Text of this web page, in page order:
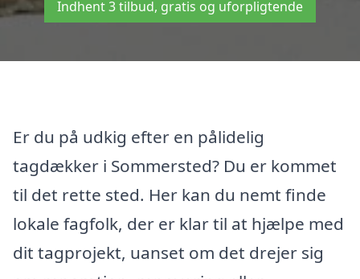
Indhent 3 tilbud, gratis og uforpligtende
Er du på udkig efter en pålidelig
tagdækker i Sommersted? Du er kommet
til det rette sted. Her kan du nemt finde
lokale fagfolk, der er klar til at hjælpe med
dit tagprojekt, uanset om det drejer sig